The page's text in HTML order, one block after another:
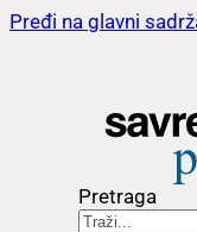
Pređi na glavni
Pretraga